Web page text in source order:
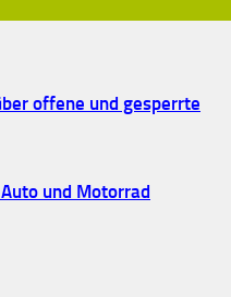
offene und gesperrte
und Motorrad